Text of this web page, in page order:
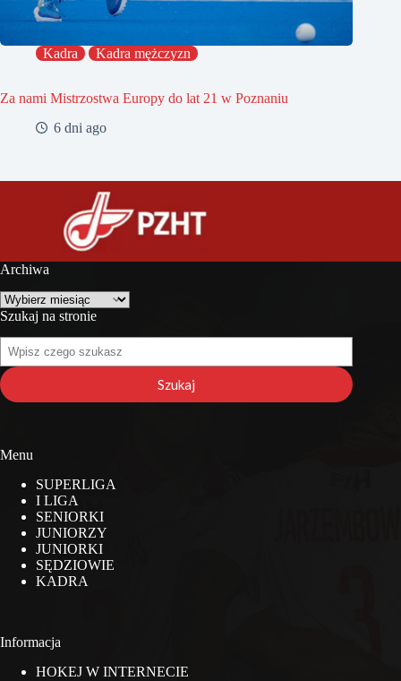
Kadra Kadra mężczyzn
Za nami Mistrzostwa Europy do lat 21 w Poznaniu
6 dni ago
Archiwa
Archiwa
Szukaj na stronie
Szukaj
na
stronie
Szukaj
Menu
SUPERLIGA
I LIGA
SENIORKI
JUNIORZY
JUNIORKI
SĘDZIOWIE
KADRA
Informacja
HOKEJ W INTERNECIE